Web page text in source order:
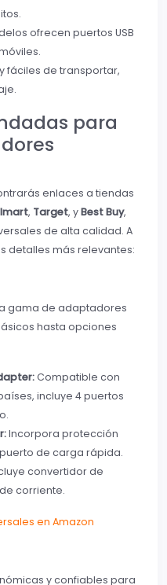
ofrecen puertos USB
fáciles de transportar,
para
enlaces a tiendas
, Target, yBest Buy,
de alta calidad. A
detalles más relevantes:
gama de adaptadores
hasta opciones
Compatible con
incluye 4 puertos
Incorpora protección
de carga rápida.
convertidor de
corriente.
en Amazon
y confiables para